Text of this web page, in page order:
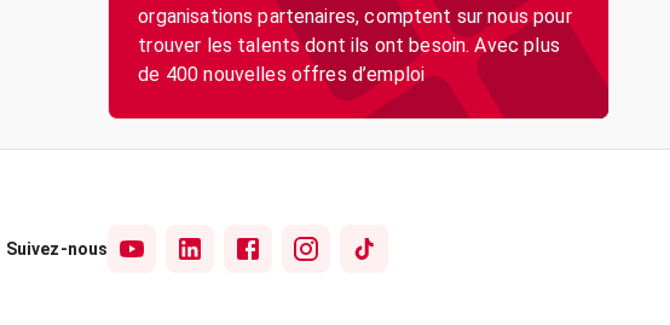
organisations partenaires, comptent sur nous pour
trouver les talents dont ils ont besoin. Avec plus
de 400 nouvelles offres d’emploi
Suivez-nous